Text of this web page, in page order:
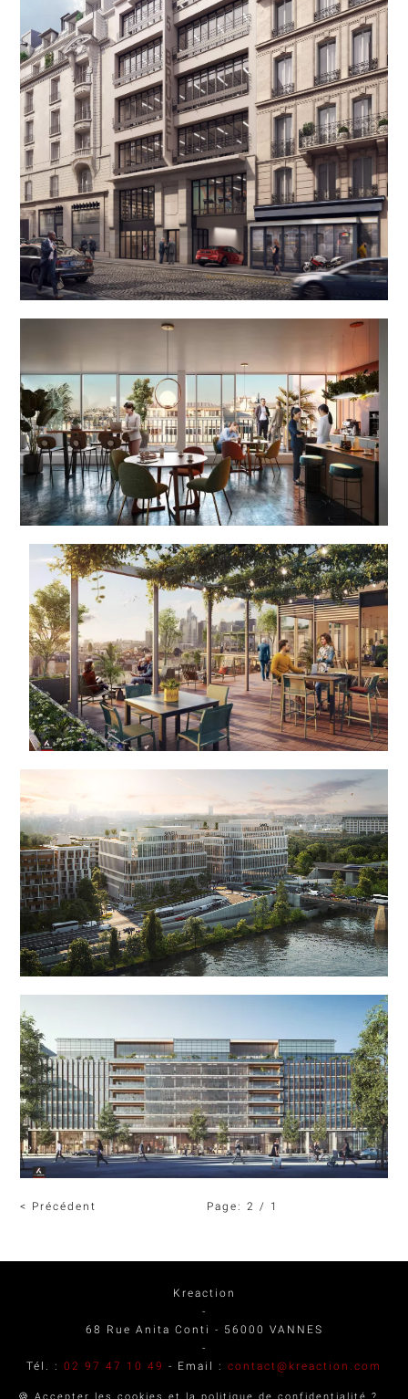
< Précédent Page: 2 / 1
Kreaction
-
68 Rue Anita Conti - 56000 VANNES
-
Tél. : 02 97 47 10 49 - Email : contact@kreaction.com